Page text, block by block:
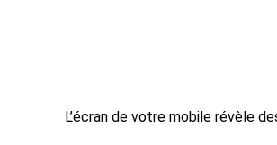
L’écran de votre mobile révèle